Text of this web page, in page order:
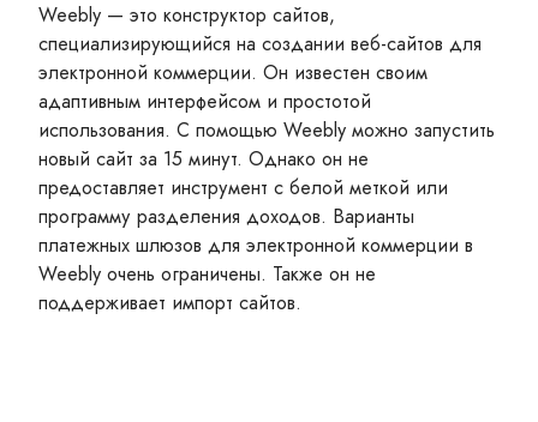
Weebly — это конструктор сайтов,
специализирующийся на создании веб-сайтов для
электронной коммерции. Он известен своим
адаптивным интерфейсом и простотой
использования. С помощью Weebly можно запустить
новый сайт за 15 минут. Однако он не
предоставляет инструмент с белой меткой или
программу разделения доходов. Варианты
платежных шлюзов для электронной коммерции в
Weebly очень ограничены. Также он не
поддерживает импорт сайтов.